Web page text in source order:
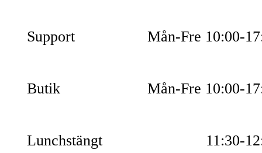
Support Mån-Fre 10:00-
Butik Mån-Fre 10:00-
Lunchstängt 11:30-